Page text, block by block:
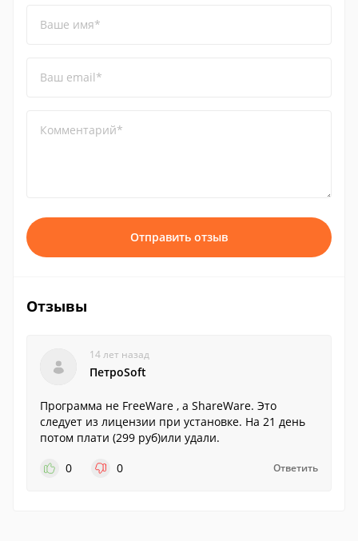
Ваше имя*
Ваш email*
Комментарий*
Отправить отзыв
Отзывы
14 лет назад
ПетроSoft
Программа не FreeWare , a ShareWare. Это
следует из лицензии при установке. На 21 день
потом плати (299 руб)или удали.
0
0 Ответить